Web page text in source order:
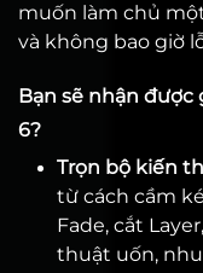
muốn làm chủ
và không bao giờ
Bạn sẽ nhận
6?
Trọn bộ kiến
từ cách cầm
Fade, cắt
thuật uốn,